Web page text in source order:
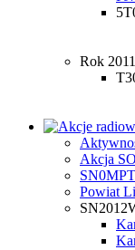
Rok 2011
Akcja
Powiat